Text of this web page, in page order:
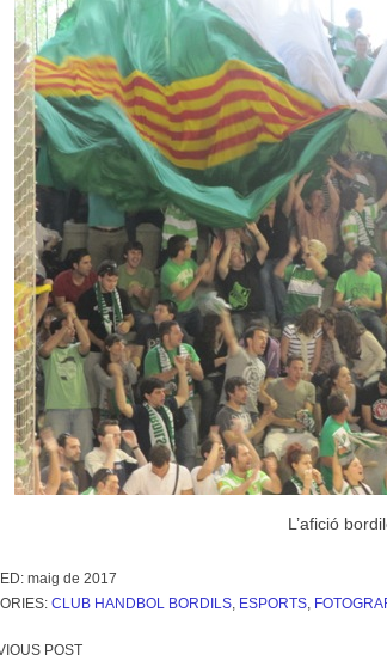
L’afició
maig de 2017
CLUB HANDBOL BORDILS, ESPORTS,
POST